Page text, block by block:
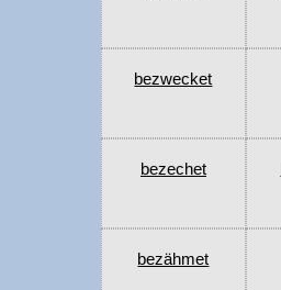
bezwecket
bezechet
bezähmet